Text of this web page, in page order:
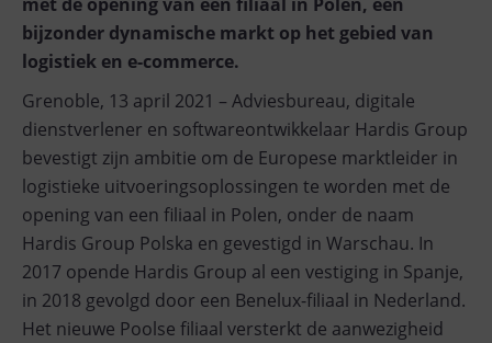
bijzonder dynamische markt op het gebied van
logistiek en e-commerce.
Grenoble, 13 april 2021 – Adviesbureau, digitale
dienstverlener en softwareontwikkelaar Hardis Group
bevestigt zijn ambitie om de Europese marktleider in
logistieke uitvoeringsoplossingen te worden met de
opening van een filiaal in Polen, onder de naam
Hardis Group Polska en gevestigd in Warschau. In
2017 opende Hardis Group al een vestiging in Spanje,
in 2018 gevolgd door een Benelux-filiaal in Nederland.
Het nieuwe Poolse filiaal versterkt de aanwezigheid